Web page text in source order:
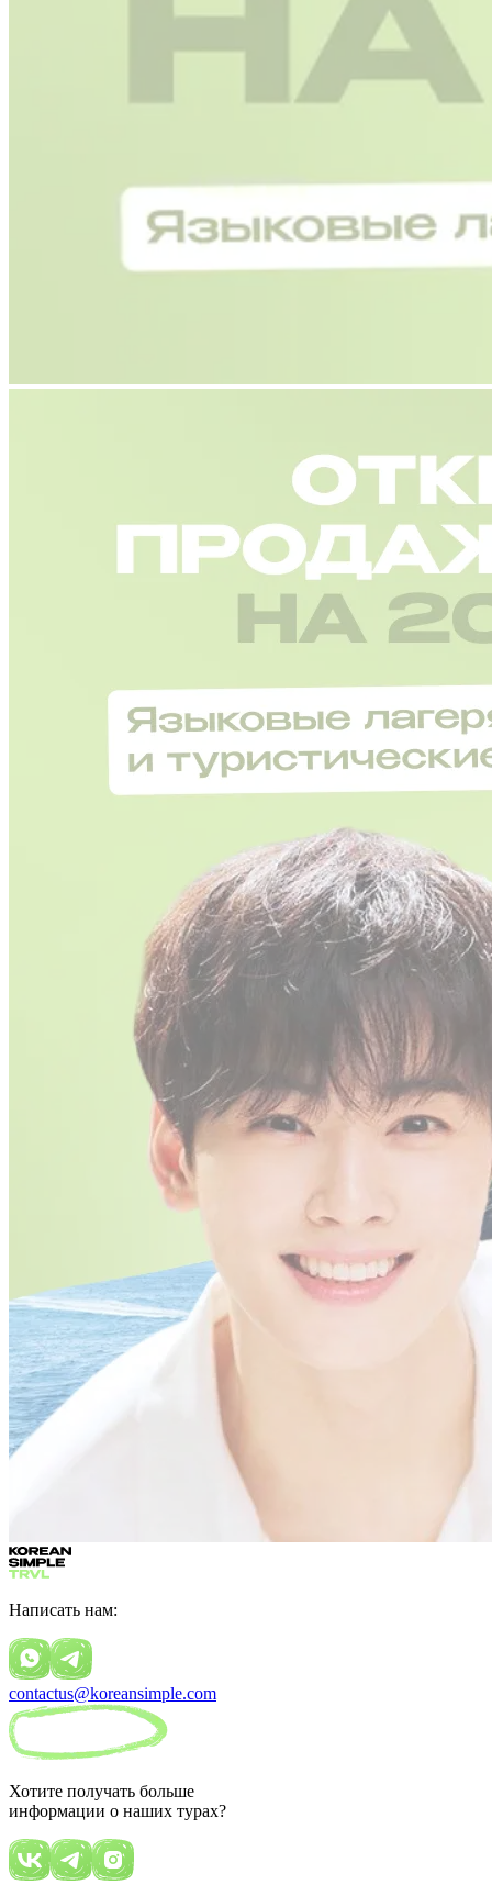
Написать нам:
contactus@koreansimple.com
Хотите получать больше
информации о наших турах?